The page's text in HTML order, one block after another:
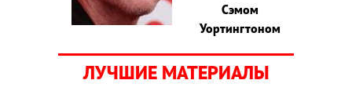
Сэмом
Уортингтоном
ЛУЧШИЕ МАТЕРИАЛЫ